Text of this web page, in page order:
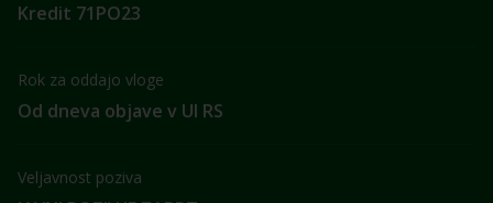
Kredit 71PO23
Rok za oddajo vloge
Od dneva objave v Ul RS
Veljavnost poziva